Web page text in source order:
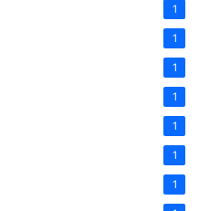
1
1
1
1
1
1
1